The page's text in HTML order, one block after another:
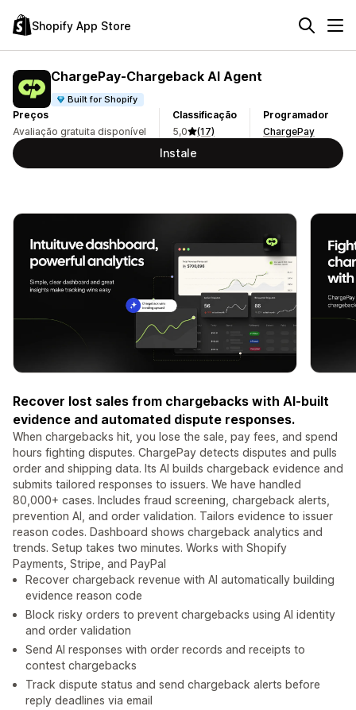
Shopify App Store
ChargePay‑Chargeback AI Agent
Built for Shopify
Preços
Avaliação gratuita disponível
Classificação
5,0
(17)
Programador
ChargePay
Instale
Recover lost sales from chargebacks with AI-built
evidence and automated dispute responses.
When chargebacks hit, you lose the sale, pay fees, and spend
hours fighting disputes. ChargePay detects disputes and pulls
order and shipping data. Its AI builds chargeback evidence and
submits tailored responses to issuers. We have handled
80,000+ cases. Includes fraud screening, chargeback alerts,
prevention AI, and order validation. Tailors evidence to issuer
reason codes. Dashboard shows chargeback analytics and
trends. Setup takes two minutes. Works with Shopify
Payments, Stripe, and PayPal
Recover chargeback revenue with AI automatically building
evidence reason code
Block risky orders to prevent chargebacks using AI identity
and order validation
Send AI responses with order records and receipts to
contest chargebacks
Track dispute status and send chargeback alerts before
reply deadlines via email